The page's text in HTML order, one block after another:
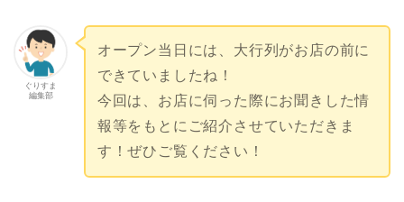
ぐりすま
編集部
オープン当日には、大行列がお店の前に
できていましたね！
今回は、お店に伺った際にお聞きした情
報等をもとにご紹介させていただきま
す！ぜひご覧ください！